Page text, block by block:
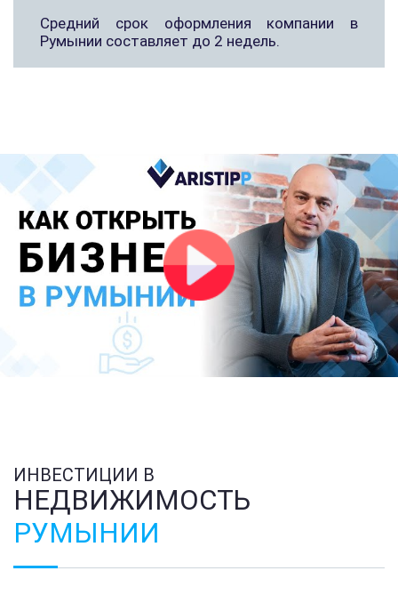
Средний срок оформления компании в
Румынии составляет до 2 недель.
ИНВЕСТИЦИИ В
НЕДВИЖИМОСТЬ
РУМЫНИИ